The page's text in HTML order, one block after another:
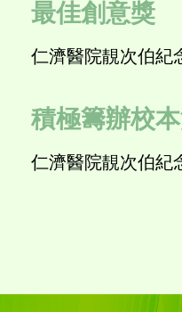
最佳創意獎
仁濟醫院靚次伯紀
積極籌辦校
仁濟醫院靚次伯紀